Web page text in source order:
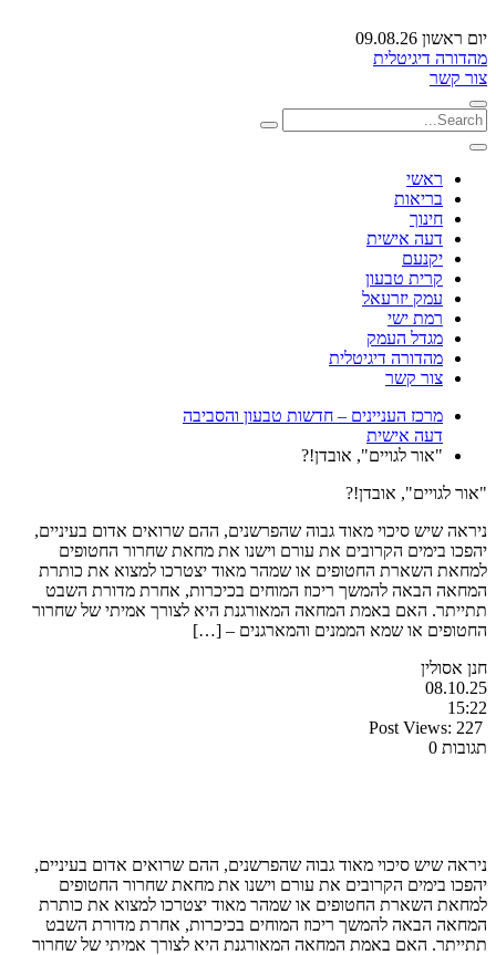
יום ראשון 09.08.26
מהדורה דיגיטלית
צור קשר
ראשי
בריאות
חינוך
דעה אישית
יקנעם
קרית טבעון
עמק יזרעאל
רמת ישי
מגדל העמק
מהדורה דיגיטלית
צור קשר
מרכז העניינים – חדשות טבעון והסביבה
דעה אישית
"אור לגויים", אובדן!?
"אור לגויים", אובדן!?
ניראה שיש סיכוי מאוד גבוה שהפרשנים, ההם שרואים אדום בעיניים,
יהפכו בימים הקרובים את עורם וישנו את מחאת שחרור החטופים
למחאת השארת החטופים או שמהר מאוד יצטרכו למצוא את כותרת
המחאה הבאה להמשך ריכוז המוחים בכיכרות, אחרת מדורת השבט
תתייתר. האם באמת המחאה המאורגנת היא לצורך אמיתי של שחרור
החטופים או שמא הממנים והמארגנים – […]
חנן אסולין
08.10.25
15:22
Post Views: 227
תגובות 0
ניראה שיש סיכוי מאוד גבוה שהפרשנים, ההם שרואים אדום בעיניים,
יהפכו בימים הקרובים את עורם וישנו את מחאת שחרור החטופים
למחאת השארת החטופים או שמהר מאוד יצטרכו למצוא את כותרת
המחאה הבאה להמשך ריכוז המוחים בכיכרות, אחרת מדורת השבט
תתייתר. האם באמת המחאה המאורגנת היא לצורך אמיתי של שחרור